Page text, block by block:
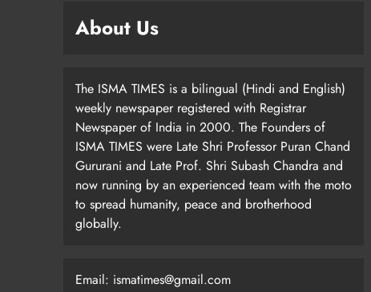
About Us
The ISMA TIMES is a bilingual (Hindi and English)
weekly newspaper registered with Registrar
Newspaper of India in 2000. The Founders of
ISMA TIMES were Late Shri Professor Puran Chand
Gururani and Late Prof. Shri Subash Chandra and
now running by an experienced team with the moto
to spread humanity, peace and brotherhood
globally.
Email: ismatimes@gmail.com